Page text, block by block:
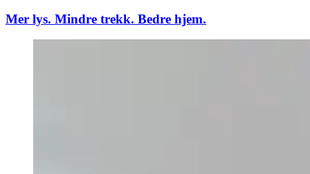
Mer lys. Mindre trekk. Bedre hjem.